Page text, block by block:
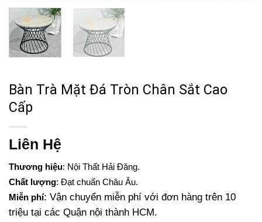
Bàn Trà Mặt Đá Tròn Chân Sắt Cao
Cấp
Liên Hệ
Thương hiệu: Nội Thất Hải Đăng.
Chất lượng: Đạt chuẩn Châu Âu.
Miễn phí: Vận chuyển miễn phí với đơn hàng trên 10
triệu tại các Quận nội thành HCM.